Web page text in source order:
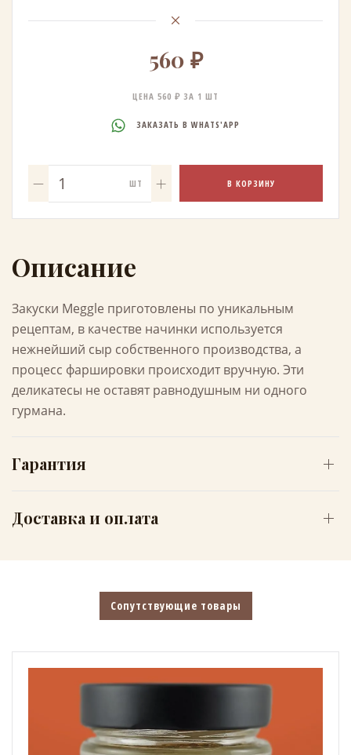
560 ₽
ЦЕНА 560 ₽ ЗА 1 ШТ
ЗАКАЗАТЬ В WHATS'APP
ШТ В КОРЗИНУ
Описание
Закуски Meggle приготовлены по уникальным
рецептам, в качестве начинки используется
нежнейший сыр собственного производства, а
процесс фаршировки происходит вручную. Эти
деликатесы не оставят равнодушным ни одного
гурмана.
Гарантия
Доставка и оплата
Сопутствующие товары